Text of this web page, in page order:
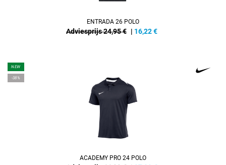
ENTRADA 26 POLO
Adviesprijs 24,95 € | 16,22€
NEW
-38%
ACADEMY PRO 24 POLO